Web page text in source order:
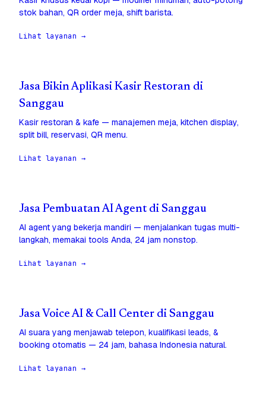
stok bahan, QR order meja, shift barista.
Lihat layanan →
Jasa Bikin Aplikasi Kasir Restoran di
Sanggau
Kasir restoran & kafe — manajemen meja, kitchen display,
split bill, reservasi, QR menu.
Lihat layanan →
Jasa Pembuatan AI Agent di Sanggau
AI agent yang bekerja mandiri — menjalankan tugas multi-
langkah, memakai tools Anda, 24 jam nonstop.
Lihat layanan →
Jasa Voice AI & Call Center di Sanggau
AI suara yang menjawab telepon, kualifikasi leads, &
booking otomatis — 24 jam, bahasa Indonesia natural.
Lihat layanan →